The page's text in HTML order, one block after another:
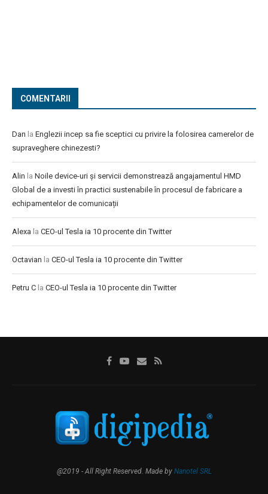
COMENTARII
Dan la Englezii incep sa fie sceptici cu privire la folosirea camerelor de
supraveghere chinezesti?
Alin la Noile device-uri și servicii demonstrează angajamentul HMD
Global de a investi în practici sustenabile în procesul de fabricare a
echipamentelor de comunicații
Alexa la CEO-ul Tesla ia 10 procente din Twitter
Octavian la CEO-ul Tesla ia 10 procente din Twitter
Petru C la CEO-ul Tesla ia 10 procente din Twitter
@2019 - All Right Reserved. Made by Nanotel SRL